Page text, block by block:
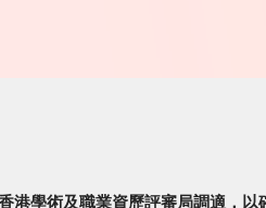
港學術及職業資歷評審局調適，以